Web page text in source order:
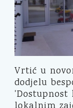
Vrtić u
dodjelu